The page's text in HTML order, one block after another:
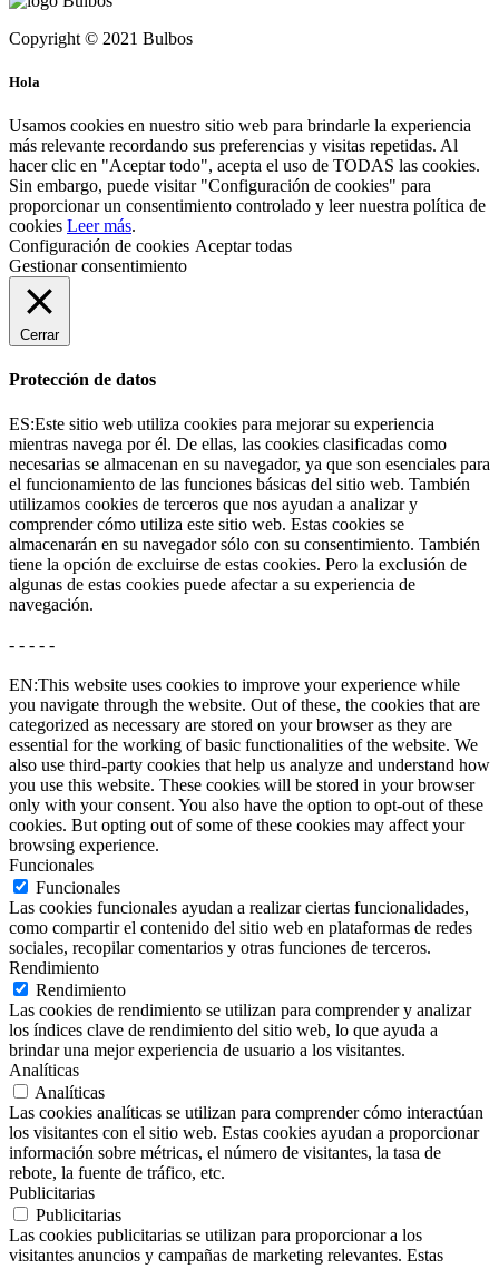
Copyright © 2021 Bulbos
Hola
Usamos cookies en nuestro sitio web para brindarle la experiencia
más relevante recordando sus preferencias y visitas repetidas. Al
hacer clic en "Aceptar todo", acepta el uso de TODAS las cookies.
Sin embargo, puede visitar "Configuración de cookies" para
proporcionar un consentimiento controlado y leer nuestra política de
cookies Leer más.
Configuración de cookies Aceptar todas
Gestionar consentimiento
Cerrar
Protección de datos
ES:Este sitio web utiliza cookies para mejorar su experiencia
mientras navega por él. De ellas, las cookies clasificadas como
necesarias se almacenan en su navegador, ya que son esenciales para
el funcionamiento de las funciones básicas del sitio web. También
utilizamos cookies de terceros que nos ayudan a analizar y
comprender cómo utiliza este sitio web. Estas cookies se
almacenarán en su navegador sólo con su consentimiento. También
tiene la opción de excluirse de estas cookies. Pero la exclusión de
algunas de estas cookies puede afectar a su experiencia de
navegación.
- - - - -
EN:This website uses cookies to improve your experience while
you navigate through the website. Out of these, the cookies that are
categorized as necessary are stored on your browser as they are
essential for the working of basic functionalities of the website. We
also use third-party cookies that help us analyze and understand how
you use this website. These cookies will be stored in your browser
only with your consent. You also have the option to opt-out of these
cookies. But opting out of some of these cookies may affect your
browsing experience.
Funcionales
Funcionales
Las cookies funcionales ayudan a realizar ciertas funcionalidades,
como compartir el contenido del sitio web en plataformas de redes
sociales, recopilar comentarios y otras funciones de terceros.
Rendimiento
Rendimiento
Las cookies de rendimiento se utilizan para comprender y analizar
los índices clave de rendimiento del sitio web, lo que ayuda a
brindar una mejor experiencia de usuario a los visitantes.
Analíticas
Analíticas
Las cookies analíticas se utilizan para comprender cómo interactúan
los visitantes con el sitio web. Estas cookies ayudan a proporcionar
información sobre métricas, el número de visitantes, la tasa de
rebote, la fuente de tráfico, etc.
Publicitarias
Publicitarias
Las cookies publicitarias se utilizan para proporcionar a los
visitantes anuncios y campañas de marketing relevantes. Estas